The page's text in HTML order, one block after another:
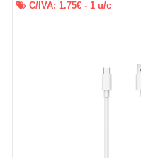
C/IVA: 1.75€ - 1u/c